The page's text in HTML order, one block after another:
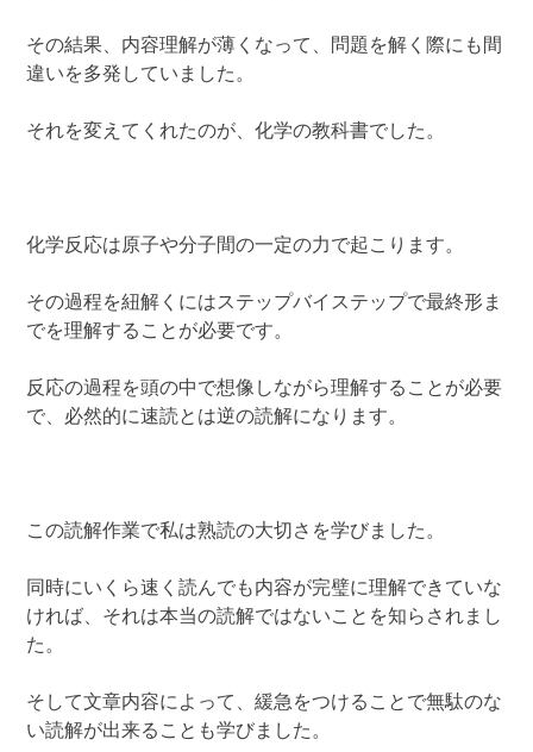
その結果、内容理解が薄くなって、問題を解く際にも間
違いを多発していました。
それを変えてくれたのが、化学の教科書でした。
化学反応は原子や分子間の一定の力で起こります。
その過程を紐解くにはステップバイステップで最終形ま
でを理解することが必要です。
反応の過程を頭の中で想像しながら理解することが必要
で、必然的に速読とは逆の読解になります。
この読解作業で私は熟読の大切さを学びました。
同時にいくら速く読んでも内容が完璧に理解できていな
ければ、それは本当の読解ではないことを知らされまし
た。
そして文章内容によって、緩急をつけることで無駄のな
い読解が出来ることも学びました。